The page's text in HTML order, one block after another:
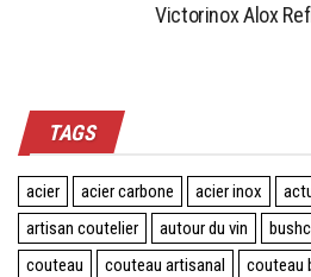
Victorinox Alox
TAGS
acier acier carbone acier inox
artisan coutelier
autour du vin
couteau
couteau artisanal couteau